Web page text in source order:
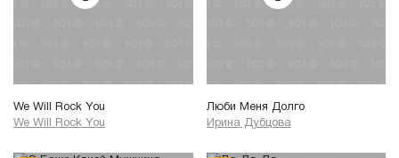
We Will Rock You
We Will Rock You
Люби Меня Долго
Ирина Дубцова